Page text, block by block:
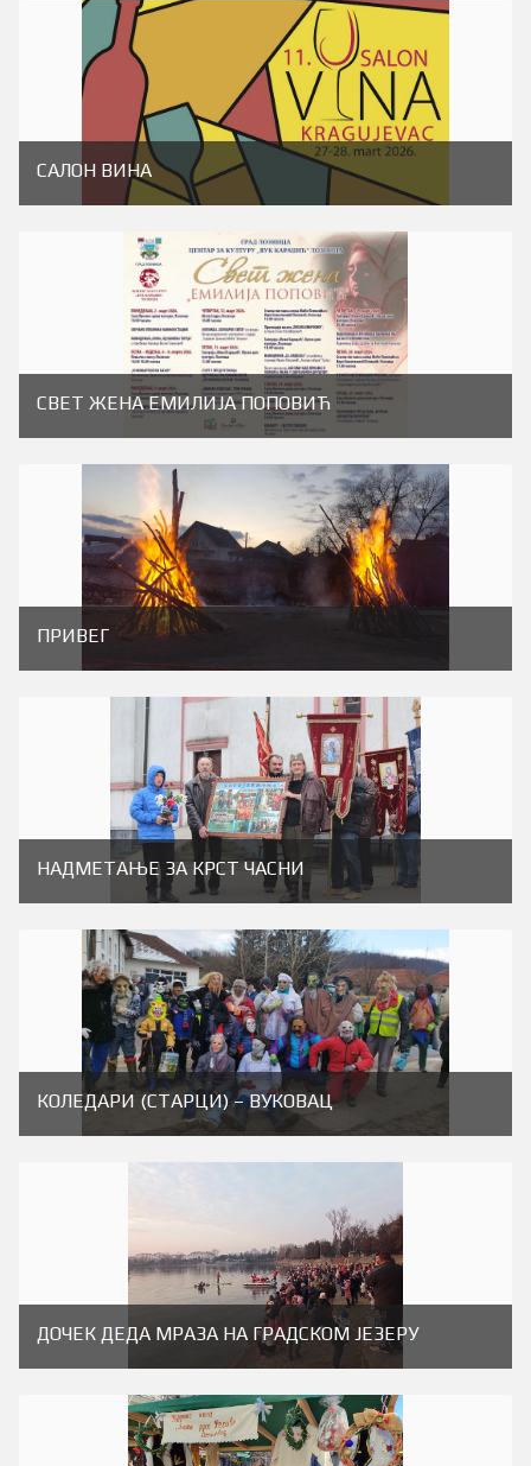
САЛОН ВИНА
СВЕТ ЖЕНА ЕМИЛИЈА ПОПОВИЋ
ПРИВЕГ
НАДМЕТАЊЕ ЗА КРСТ ЧАСНИ
КОЛЕДАРИ (СТАРЦИ) – ВУКОВАЦ
ДОЧЕК ДЕДА МРАЗА НА ГРАДСКОМ ЈЕЗЕРУ